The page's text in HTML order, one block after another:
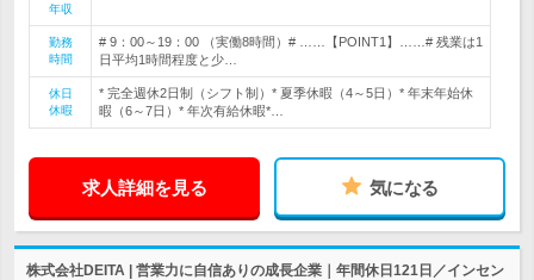
年収
勤務
時間
# 9：00～19：00 （実働8時間）# ……【POINT1】……# 残業は1
日平均1時間程度と少…
休日
休暇
* 完全週休2日制（シフト制）* 夏季休暇（4～5日）* 年末年始休
暇（6～7日）* 年次有給休暇*…
求人詳細を見る 気になる
株式会社DEITA | 営業力に自信ありの成長企業｜年間休日121日／インセン